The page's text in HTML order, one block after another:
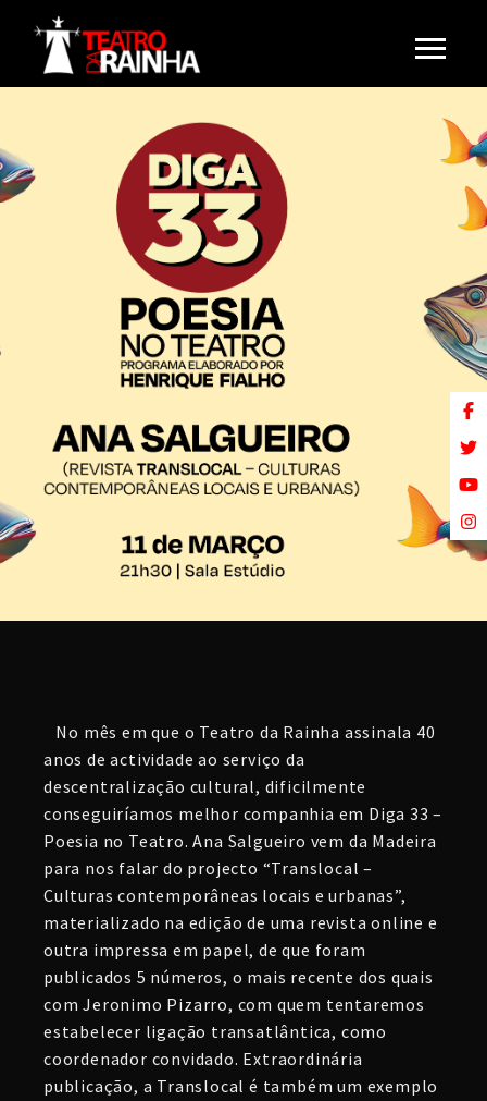
No mês em que o Teatro da Rainha assinala 40
anos de actividade ao serviço da
descentralização cultural, dificilmente
conseguiríamos melhor companhia em Diga 33 –
Poesia no Teatro. Ana Salgueiro vem da Madeira
para nos falar do projecto “Translocal –
Culturas contemporâneas locais e urbanas”,
materializado na edição de uma revista online e
outra impressa em papel, de que foram
publicados 5 números, o mais recente dos quais
com Jeronimo Pizarro, com quem tentaremos
estabelecer ligação transatlântica, como
coordenador convidado. Extraordinária
publicação, a Translocal é também um exemplo